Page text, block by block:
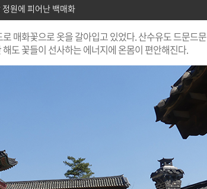
정원에 피어난 백매화
매화꽃으로 옷을 갈아입고 있었다. 산수유도 드문드문
도 꽃들이 선사하는 에너지에 온몸이 편안해진다.